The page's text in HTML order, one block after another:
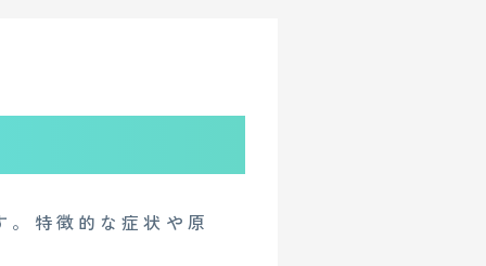
特徴的な症状や原